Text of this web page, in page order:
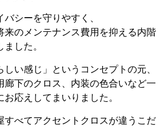
シーを守りやすく、
来のメンテナンス費用を抑える内階
した。
い感じ」というコンセプトの元、
廊下のクロス、内装の色合いなど一
応えしてまいりました。
すべてアクセントクロスが違うこだ